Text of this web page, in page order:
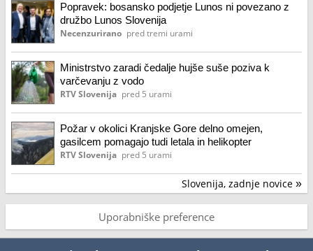
Popravek: bosansko podjetje Lunos ni povezano z
družbo Lunos Slovenija
Necenzurirano pred tremi urami
Ministrstvo zaradi čedalje hujše suše poziva k
varčevanju z vodo
RTV Slovenija pred 5 urami
Požar v okolici Kranjske Gore delno omejen,
gasilcem pomagajo tudi letala in helikopter
RTV Slovenija pred 5 urami
Slovenija, zadnje novice »
Uporabniške preference